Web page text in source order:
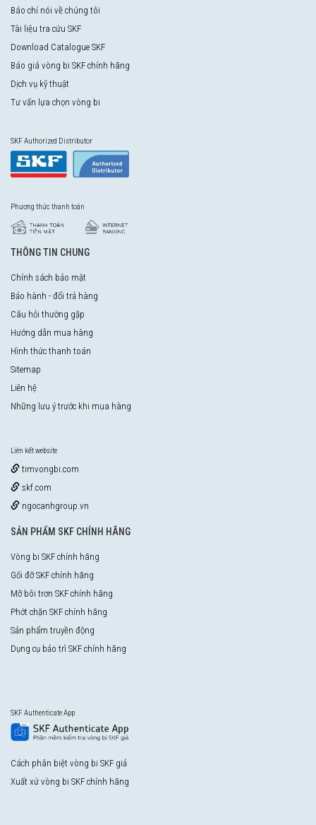
Báo chí nói về chúng tôi
Tài liệu tra cứu SKF
Download Catalogue SKF
Báo giá vòng bi SKF chính hãng
Dịch vụ kỹ thuật
Tư vấn lựa chọn vòng bi
SKF Authorized Distributor
Phương thức thanh toán
THÔNG TIN CHUNG
Chính sách bảo mật
Bảo hành - đổi trả hàng
Câu hỏi thường gặp
Hướng dẫn mua hàng
Hình thức thanh toán
Sitemap
Liên hệ
Những lưu ý trước khi mua hàng
Liên kết website
timvongbi.com
skf.com
ngocanhgroup.vn
SẢN PHẨM SKF CHÍNH HÃNG
Vòng bi SKF chính hãng
Gối đỡ SKF chính hãng
Mỡ bôi trơn SKF chính hãng
Phớt chặn SKF chính hãng
Sản phẩm truyền động
Dụng cụ bảo trì SKF chính hãng
SKF Authenticate App
Cách phân biệt vòng bi SKF giả
Xuất xứ vòng bi SKF chính hãng